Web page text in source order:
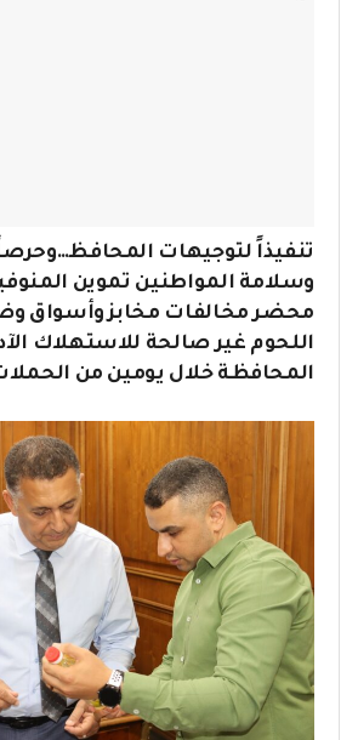
تنفيذاً لتوجيهات
محضر مخالفات مخابز وأسواق
اللحوم غير صالحة للاستهلاك
المحافظة خلال يومين من